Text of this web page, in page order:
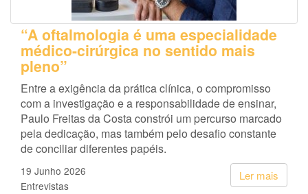
“A oftalmologia é uma especialidade
médico-cirúrgica no sentido mais
pleno”
Entre a exigência da prática clínica, o compromisso
com a investigação e a responsabilidade de ensinar,
Paulo Freitas da Costa constrói um percurso marcado
pela dedicação, mas também pelo desafio constante
de conciliar diferentes papéis.
Ler mais
19 Junho 2026
Entrevistas